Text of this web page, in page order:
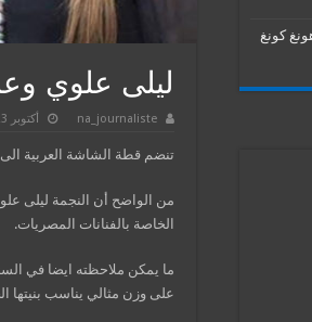
ليلى علوي
na_journaliste أكتوبر 23, 2020
تنضم قطة الشاشة العربية
من الواضح أن النجمة ليلى
الخاصة بالفنانات المصريات.
ما يمكن ملاحظته ايضا في
على وزن مثالي يناسب بنيتها
كونغ